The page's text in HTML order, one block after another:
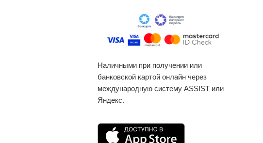
Наличными при получении или
банковской картой онлайн через
международную систему ASSIST или
Яндекс.